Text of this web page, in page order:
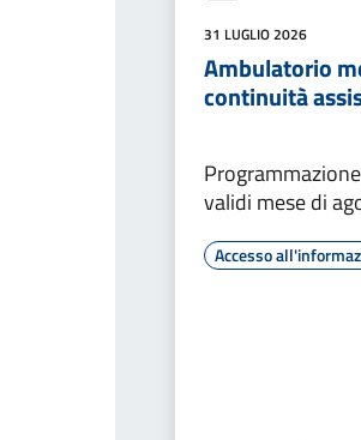
31 LUGLIO 2026
Ambulatorio
continuità
validi mese di
Accesso